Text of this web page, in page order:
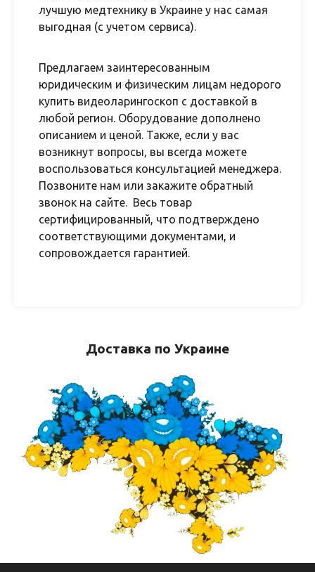
лучшую медтехнику в Украине у нас самая
выгодная (с учетом сервиса).
Предлагаем заинтересованным
юридическим и физическим лицам недорого
купить видеоларингоскоп с доставкой в
любой регион. Оборудование дополнено
описанием и ценой. Также, если у вас
возникнут вопросы, вы всегда можете
воспользоваться консультацией менеджера.
Позвоните нам или закажите обратный
звонок на сайте. Весь товар
сертифицированный, что подтверждено
соответствующими документами, и
сопровождается гарантией.
Доставка по Украине